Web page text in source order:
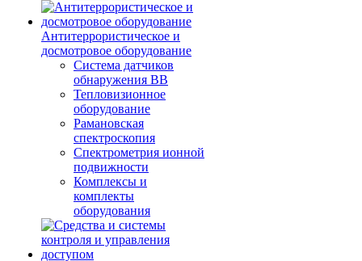
Антитеррористическое и
досмотровое оборудование
Cистема датчиков
обнаружения ВВ
Тепловизионное
оборудование
Рамановская
спектроскопия
Спектрометрия ионной
подвижности
Комплексы и
комплекты
оборудования